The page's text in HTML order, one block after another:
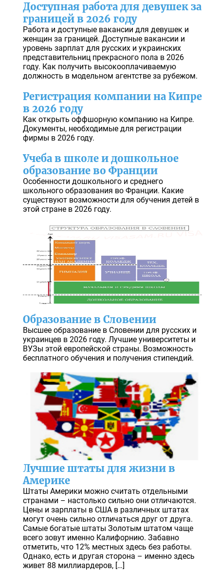
Доступная работа для девушек за
границей в 2026 году
Работа и доступные вакансии для девушек и
женщин за границей. Доступные вакансии и
уровень зарплат для русских и украинских
представительниц прекрасного пола в 2026
году. Как получить высокооплачиваемую
должность в модельном агентстве за рубежом.
Регистрация компании на Кипре
в 2026 году
Как открыть оффшорную компанию на Кипре.
Документы, необходимые для регистрации
фирмы в 2026 году.
Учеба в школе и дошкольное
образование во Франции
Особенности дошкольного и среднего
школьного образования во Франции. Какие
существуют возможности для обучения детей в
этой стране в 2026 году.
Образование в Словении
Высшее образование в Словении для русских и
украинцев в 2026 году. Лучшие университеты и
ВУЗы этой европейской страны. Возможность
бесплатного обучения и получения стипендий.
Лучшие штаты для жизни в
Америке
Штаты Америки можно считать отдельными
странами – настолько сильно они отличаются.
Цены и зарплаты в США в различных штатах
могут очень сильно отличаться друг от друга.
Самые богатые штаты Золотым штатом чаще
всего зовут именно Калифорнию. Забавно
отметить, что 12% местных здесь без работы.
Однако, есть и другая сторона – именно здесь
живет 88 миллиардеров, […]